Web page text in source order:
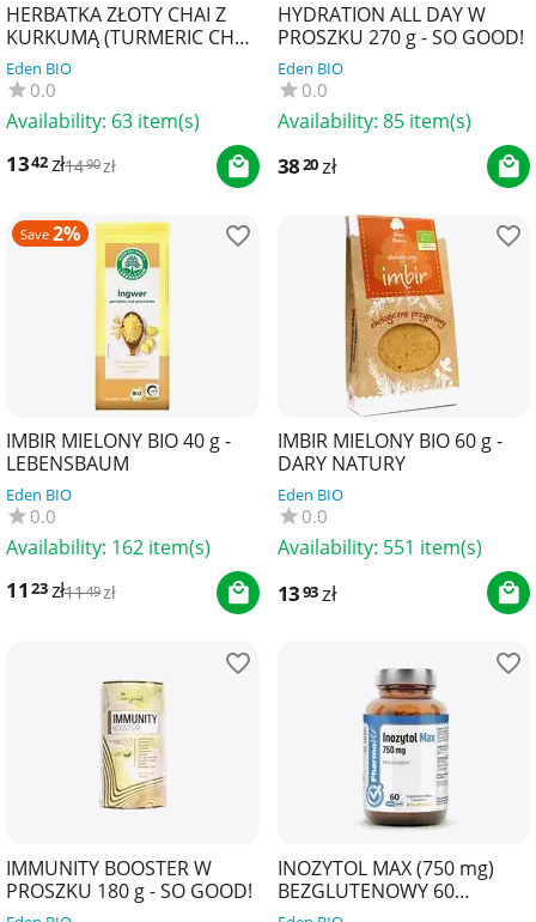
HERBATKA ZŁOTY CHAI Z
KURKUMĄ (TURMERIC CHAI)
BIO (17 x 2 g) 34 g - YOGI
TEA
Eden BIO
0.0
Availability: 63 item(s)
1342zł1490zł
HYDRATION ALL DAY W
PROSZKU 270 g - SO GOOD!
Eden BIO
0.0
Availability: 85 item(s)
3820zł
Save 2%
IMBIR MIELONY BIO 40 g -
LEBENSBAUM
Eden BIO
0.0
Availability: 162 item(s)
11 23zł1149zł
IMBIR MIELONY BIO 60 g -
DARY NATURY
Eden BIO
0.0
Availability: 551 item(s)
1393 zł
IMMUNITY BOOSTER W
PROSZKU 180 g - SO GOOD!
INOZYTOL MAX (750 mg)
BEZGLUTENOWY 60
KAPSUŁEK - PHARMOVIT